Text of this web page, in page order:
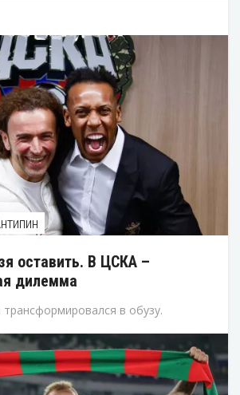
оставить. В ЦСКА –
дилемма
в обузу.